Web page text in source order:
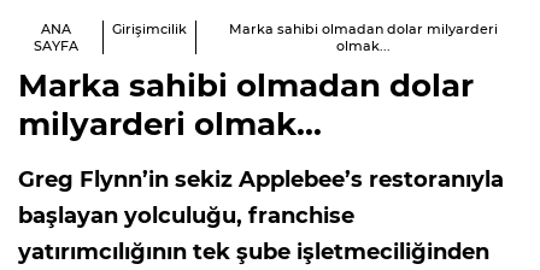
ANA
SAYFA
Girişimcilik
Marka sahibi olmadan dolar milyarderi
olmak...
Marka sahibi olmadan dolar
milyarderi olmak...
Greg Flynn’in sekiz Applebee’s restoranıyla
başlayan yolculuğu, franchise
yatırımcılığının tek şube işletmeciliğinden